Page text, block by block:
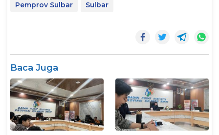
Pemprov Sulbar
Sulbar
Baca Juga